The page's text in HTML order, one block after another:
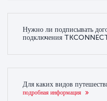
Нужно ли подписывать
подключения
Для каких видов
подробная информация